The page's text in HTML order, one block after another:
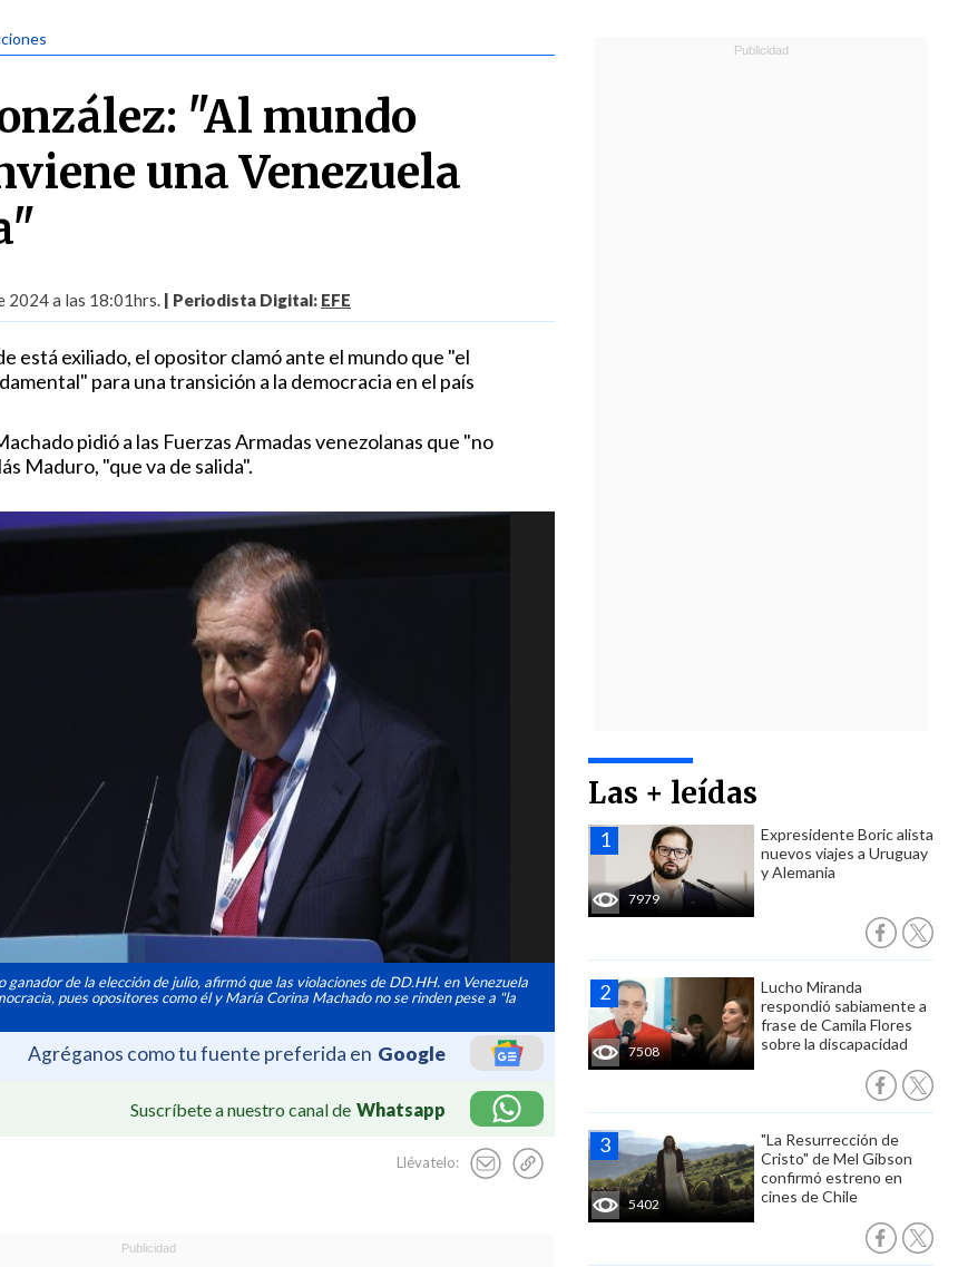
"Al mundo
una Venezuela
2024 a las 18:01hrs. | Periodista Digital: EFE
está exiliado, el opositor clamó ante el mundo que "el
para una transición a la democracia en el país
pidió a las Fuerzas Armadas venezolanas que "no
Maduro, "que va de salida".
ganador de la elección de julio, afirmó que las violaciones de DD.HH. en Venezuela
pues opositores como él y María Corina Machado no se rinden pese a "la
Agréganos como tu fuente preferida en Google
Suscríbete a nuestro canal de Whatsapp
Llévatelo:
Las + leídas
7979
Expresidente Boric alista
nuevos viajes a Uruguay
y Alemania
7508
Lucho Miranda
respondió sabiamente a
frase de Camila Flores
sobre la discapacidad
5402
"La Resurrección de
Cristo" de Mel Gibson
confirmó estreno en
cines de Chile